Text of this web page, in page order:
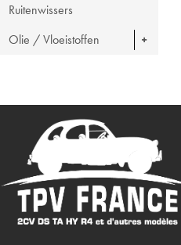
Ruitenwissers
Olie / Vloeistoffen